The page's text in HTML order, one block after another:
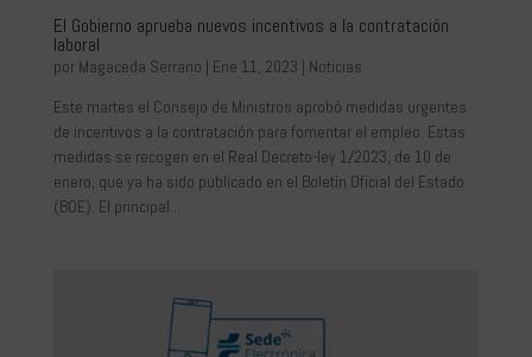
El Gobierno aprueba nuevos incentivos a la contratación
laboral
por Magaceda Serrano | Ene 11, 2023 | Noticias
Este martes el Consejo de Ministros aprobó medidas urgentes
de incentivos a la contratación para fomentar el empleo. Estas
medidas se recogen en el Real Decreto-ley 1/2023, de 10 de
enero, que ya ha sido publicado en el Boletín Oficial del Estado
(BOE). El principal...